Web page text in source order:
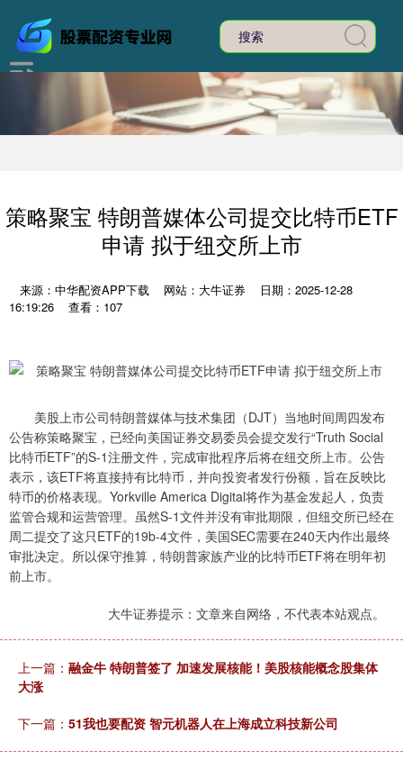
策略聚宝 特朗普媒体公司提交比特币ETF
申请 拟于纽交所上市
来源：中华配资APP下载 网站：大牛证券
日期：2025-12-28
16:19:26
查看：107
美股上市公司特朗普媒体与技术集团（DJT）当地时间周四发布
公告称策略聚宝，已经向美国证券交易委员会提交发行“Truth Social
比特币ETF”的S-1注册文件，完成审批程序后将在纽交所上市。公告
表示，该ETF将直接持有比特币，并向投资者发行份额，旨在反映比
特币的价格表现。Yorkville America Digital将作为基金发起人，负责
监管合规和运营管理。虽然S-1文件并没有审批期限，但纽交所已经在
周二提交了这只ETF的19b-4文件，美国SEC需要在240天内作出最终
审批决定。所以保守推算，特朗普家族产业的比特币ETF将在明年初
前上市。
大牛证券提示：文章来自网络，不代表本站观点。
上一篇： 融金牛 特朗普签了 加速发展核能！美股核能概念股集体
大涨
下一篇： 51我也要配资 智元机器人在上海成立科技新公司